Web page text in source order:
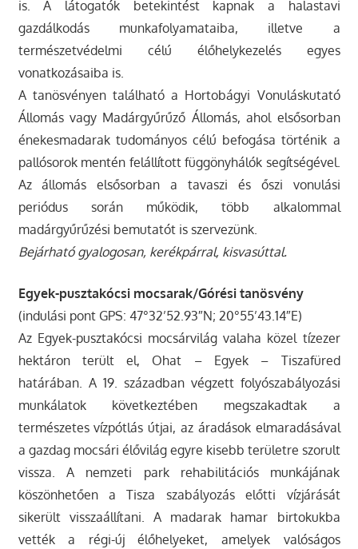
is. A látogatók betekintést kapnak a halastavi
gazdálkodás munkafolyamataiba, illetve a
természetvédelmi célú élőhelykezelés egyes
vonatkozásaiba is.
A tanösvényen található a Hortobágyi Vonuláskutató
Állomás vagy Madárgyűrűző Állomás, ahol elsősorban
énekesmadarak tudományos célú befogása történik a
pallósorok mentén felállított függönyhálók segítségével.
Az állomás elsősorban a tavaszi és őszi vonulási
periódus során működik, több alkalommal
madárgyűrűzési bemutatót is szervezünk.
Bejárható gyalogosan, kerékpárral, kisvasúttal.
Egyek-pusztakócsi mocsarak/Górési tanösvény
(indulási pont GPS: 47°32’52.93″N; 20°55’43.14″E)
Az Egyek-pusztakócsi mocsárvilág valaha közel tízezer
hektáron terült el, Ohat – Egyek – Tiszafüred
határában. A 19. században végzett folyószabályozási
munkálatok következtében megszakadtak a
természetes vízpótlás útjai, az áradások elmaradásával
a gazdag mocsári élővilág egyre kisebb területre szorult
vissza. A nemzeti park rehabilitációs munkájának
köszönhetően a Tisza szabályozás előtti vízjárását
sikerült visszaállítani. A madarak hamar birtokukba
vették a régi-új élőhelyeket, amelyek valóságos